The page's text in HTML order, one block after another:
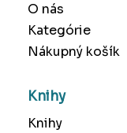
O nás
Kategórie
Nákupný košík
Knihy
Knihy